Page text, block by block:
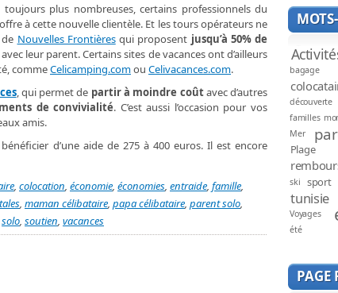
plus nombreuses, certains professionnels du
à cette nouvelle clientèle. Et les tours opérateurs ne
Nouvelles Frontièresqui proposent jusqu’à 50% de
leur parent. Certains sites de vacances ont d’ailleurs
commeCelicamping.comou Celivacances.com.
, qui permet de partir à moindre coûtavec d’autres
de convivialité. C’est aussi l’occasion pour vos
amis.
d’une aide de 275 à 400 euros. Il est encore
, colocation, économie, économies, entraide, famille,
, maman célibataire, papa célibataire, parent solo,
solo, soutien, vacances
bagage
découverte
familles
Mer
Plage
ski
sport
tunisie
Voyages
été
PAGE